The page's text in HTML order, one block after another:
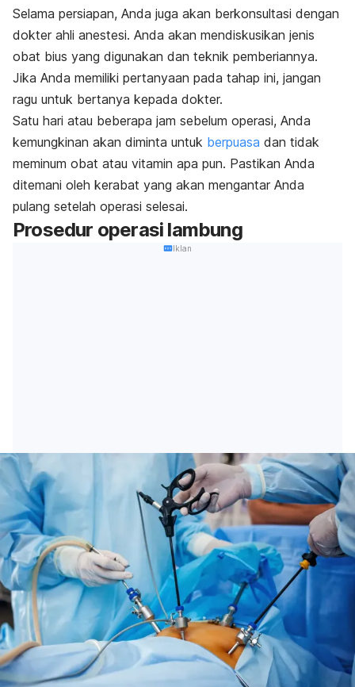
Selama persiapan, Anda juga akan berkonsultasi dengan
dokter ahli anestesi. Anda akan mendiskusikan jenis
obat bius yang digunakan dan teknik pemberiannya.
Jika Anda memiliki pertanyaan pada tahap ini, jangan
ragu untuk bertanya kepada dokter.
Satu hari atau beberapa jam sebelum operasi, Anda
kemungkinan akan diminta untuk berpuasa dan tidak
meminum obat atau vitamin apa pun. Pastikan Anda
ditemani oleh kerabat yang akan mengantar Anda
pulang setelah operasi selesai.
Prosedur operasi lambung
Iklan